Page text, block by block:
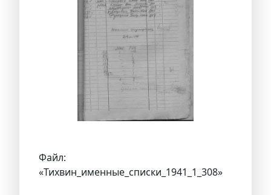
Файл:
«Тихвин_именные_списки_1941_1_308»